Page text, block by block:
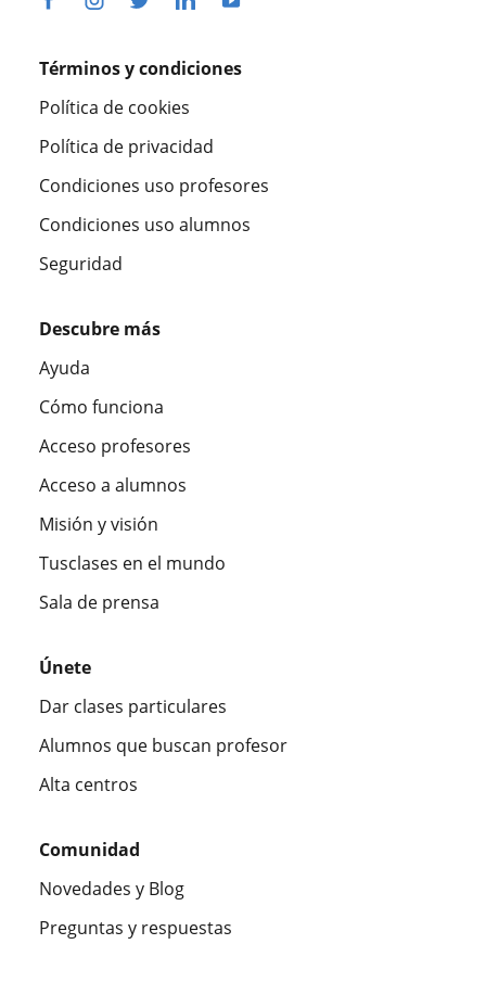
Términos y condiciones
Política de cookies
Política de privacidad
Condiciones uso profesores
Condiciones uso alumnos
Seguridad
Descubre más
Ayuda
Cómo funciona
Acceso profesores
Acceso a alumnos
Misión y visión
Tusclases en el mundo
Sala de prensa
Únete
Dar clases particulares
Alumnos que buscan profesor
Alta centros
Comunidad
Novedades y Blog
Preguntas y respuestas